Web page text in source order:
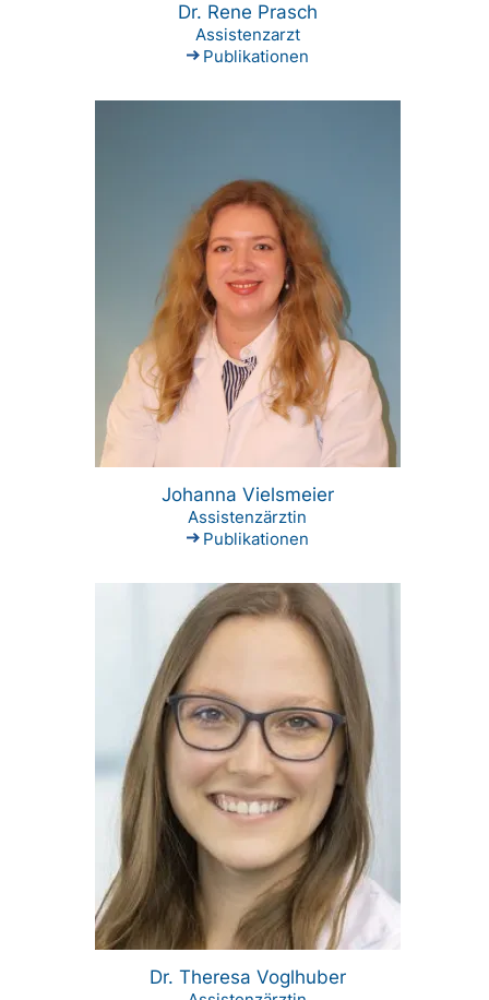
Dr. Rene Prasch
Assistenzarzt
Publikationen
Johanna Vielsmeier
Assistenzärztin
Publikationen
Dr. Theresa Voglhuber